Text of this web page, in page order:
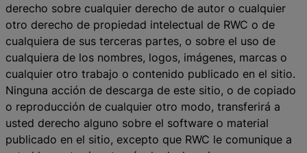
derecho sobre cualquier derecho de autor o cualquier
otro derecho de propiedad intelectual de RWC o de
cualquiera de sus terceras partes, o sobre el uso de
cualquiera de los nombres, logos, imágenes, marcas o
cualquier otro trabajo o contenido publicado en el sitio.
Ninguna acción de descarga de este sitio, o de copiado
o reproducción de cualquier otro modo, transferirá a
usted derecho alguno sobre el software o material
publicado en el sitio, excepto que RWC le comunique a